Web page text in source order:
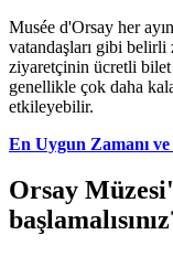
Musée d'Orsay her
vatandaşları gibi
ziyaretçinin ücretli bilet
genellikle çok daha
etkileyebilir.
En Uygun Zamanı
Orsay